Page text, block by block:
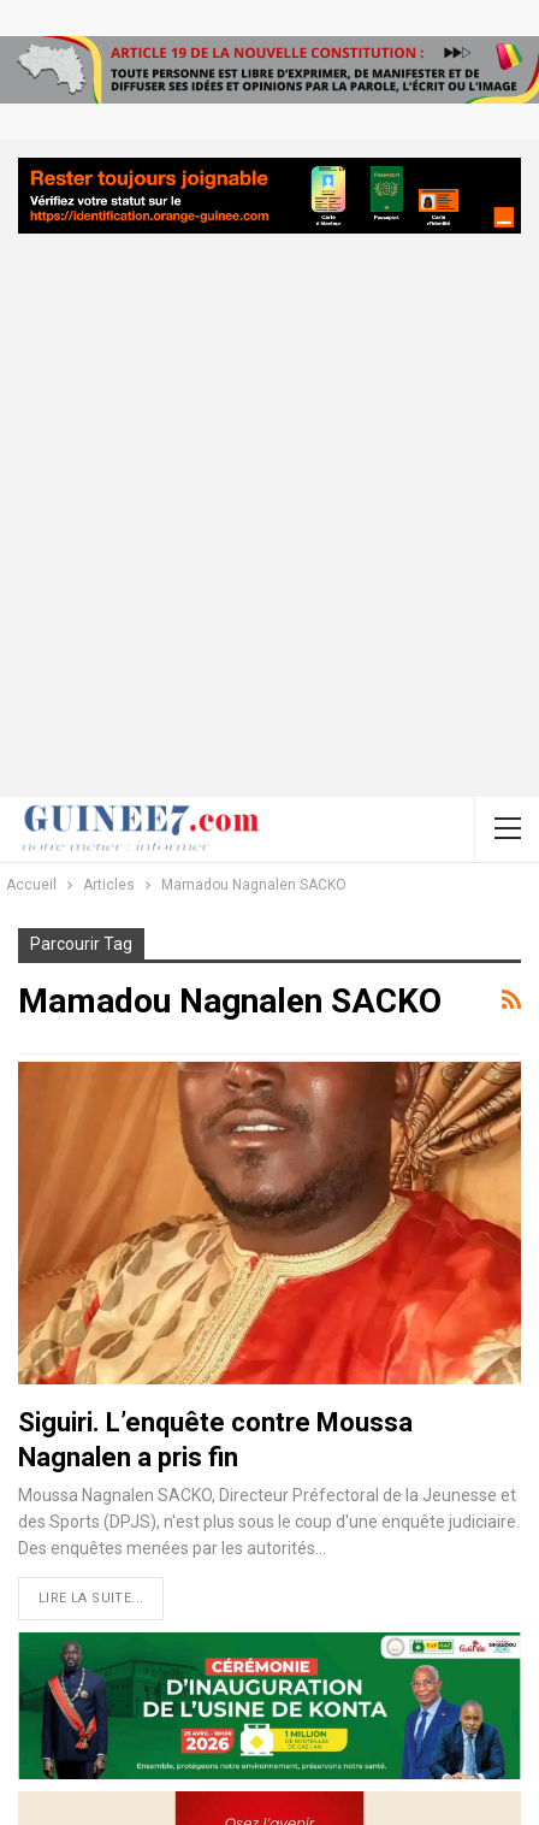
Accueil Articles Mamadou Nagnalen SACKO
Parcourir Tag
Mamadou Nagnalen SACKO
Siguiri. L’enquête contre Moussa
Nagnalen a pris fin
Moussa Nagnalen SACKO, Directeur Préfectoral de la Jeunesse et
des Sports (DPJS), n'est plus sous le coup d'une enquête judiciaire.
Des enquêtes menées par les autorités…
LIRE LA SUITE...